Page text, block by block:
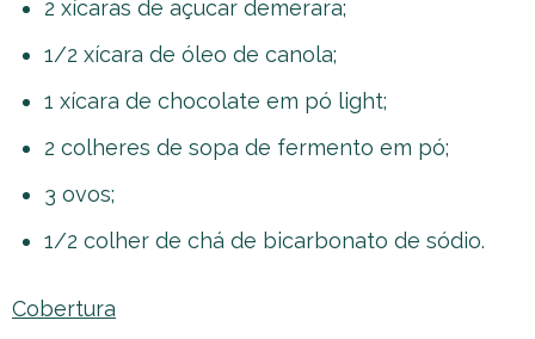
2 xícaras de açucar demerara;
1/2 xícara de óleo de canola;
1 xícara de chocolate em pó light;
2 colheres de sopa de fermento em pó;
3 ovos;
1/2 colher de chá de bicarbonato de sódio.
Cobertura